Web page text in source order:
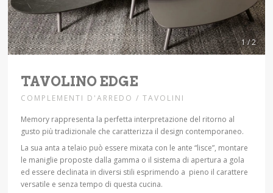
1 / 2
TAVOLINO EDGE
COMPLEMENTI D'ARREDO / TAVOLINI
Memory rappresenta la perfetta interpretazione del ritorno al
gusto più tradizionale che caratterizza il design contemporaneo.
La sua anta a telaio può essere mixata con le ante “lisce”, montare
le maniglie proposte dalla gamma o il sistema di apertura a gola
ed essere declinata in diversi stili esprimendo a pieno il carattere
versatile e senza tempo di questa cucina.